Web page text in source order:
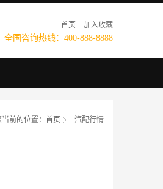
首页 加入收藏
全国咨询热线：400-888-8888
前的位置： 首页 汽配行情